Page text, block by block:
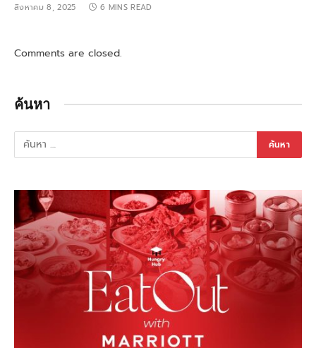
สิงหาคม 8, 2025 6 MINS READ
Comments are closed.
ค้นหา